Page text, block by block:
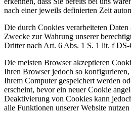
nach einer jeweils definierten Zeit
Die durch Cookies verarbeiteten Daten
Zwecke zur Wahrung unserer
Dritter nach Art. 6 Abs. 1 S. 1 lit. f
Die meisten Browser akzeptieren
Ihren Browser jedoch so
Ihrem Computer gespeichert werden
erscheint, bevor ein neuer Cookie
Deaktivierung von Cookies kann
alle Funktionen unserer Website